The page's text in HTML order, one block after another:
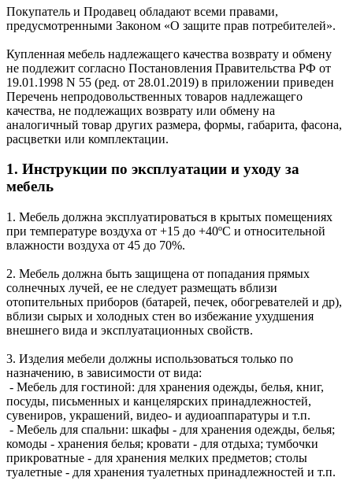
Покупатель и Продавец обладают всеми правами,
предусмотренными Законом «О защите прав потребителей».
Купленная мебель надлежащего качества возврату и обмену
не подлежит согласно Постановления Правительства РФ от
19.01.1998 N 55 (ред. от 28.01.2019) в приложении приведен
Перечень непродовольственных товаров надлежащего
качества, не подлежащих возврату или обмену на
аналогичный товар других размера, формы, габарита, фасона,
расцветки или комплектации.
1. Инструкции по эксплуатации и уходу за
мебель
1. Мебель должна эксплуатироваться в крытых помещениях
при температуре воздуха от +15 до +40ºС и относительной
влажности воздуха от 45 до 70%.
2. Мебель должна быть защищена от попадания прямых
солнечных лучей, ее не следует размещать вблизи
отопительных приборов (батарей, печек, обогревателей и др),
вблизи сырых и холодных стен во избежание ухудшения
внешнего вида и эксплуатационных свойств.
3. Изделия мебели должны использоваться только по
назначению, в зависимости от вида:
- Мебель для гостиной: для хранения одежды, белья, книг,
посуды, письменных и канцелярских принадлежностей,
сувениров, украшений, видео- и аудиоаппаратуры и т.п.
- Мебель для спальни: шкафы - для хранения одежды, белья;
комоды - хранения белья; кровати - для отдыха; тумбочки
прикроватные - для хранения мелких предметов; столы
туалетные - для хранения туалетных принадлежностей и т.п.